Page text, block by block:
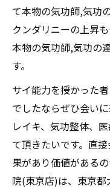
て本物の気功師,気功
クンダリニーの上昇
本物の気功師,気功の
す。
サイ能力を授かった
でしたならぜひ会い
レイキ、気功整体、
て頂きたいです。直
果があり価値がある
院(東京店)は、東京